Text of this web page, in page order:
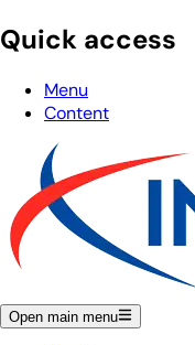
Quick access
Menu
Content
Open main menu